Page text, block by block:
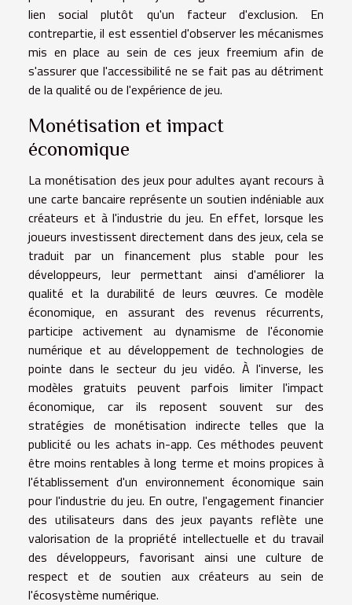
lien social plutôt qu'un facteur d'exclusion. En
contrepartie, il est essentiel d'observer les mécanismes
mis en place au sein de ces jeux freemium afin de
s'assurer que l'accessibilité ne se fait pas au détriment
de la qualité ou de l'expérience de jeu.
Monétisation et impact
économique
La monétisation des jeux pour adultes ayant recours à
une carte bancaire représente un soutien indéniable aux
créateurs et à l'industrie du jeu. En effet, lorsque les
joueurs investissent directement dans des jeux, cela se
traduit par un financement plus stable pour les
développeurs, leur permettant ainsi d'améliorer la
qualité et la durabilité de leurs œuvres. Ce modèle
économique, en assurant des revenus récurrents,
participe activement au dynamisme de l'économie
numérique et au développement de technologies de
pointe dans le secteur du jeu vidéo. À l'inverse, les
modèles gratuits peuvent parfois limiter l'impact
économique, car ils reposent souvent sur des
stratégies de monétisation indirecte telles que la
publicité ou les achats in-app. Ces méthodes peuvent
être moins rentables à long terme et moins propices à
l'établissement d'un environnement économique sain
pour l'industrie du jeu. En outre, l'engagement financier
des utilisateurs dans des jeux payants reflète une
valorisation de la propriété intellectuelle et du travail
des développeurs, favorisant ainsi une culture de
respect et de soutien aux créateurs au sein de
l'écosystème numérique.